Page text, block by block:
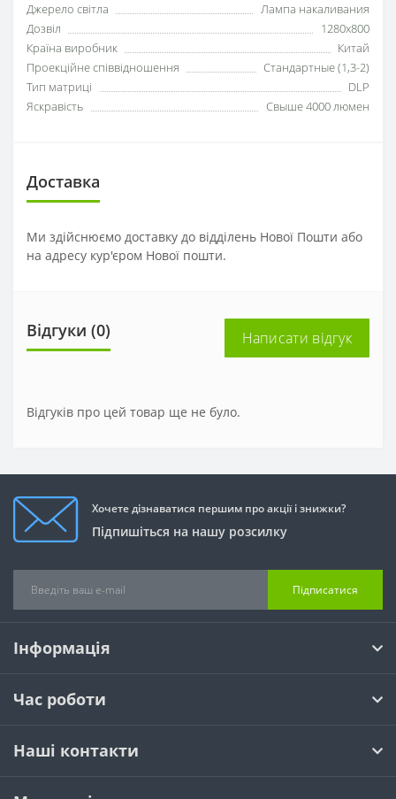
Джерело світла
Лампа накаливания
Дозвіл
1280x800
Країна виробник
Китай
Проекційне співвідношення
Стандартные (1,3-2)
Тип матриці
DLP
Яскравість
Свыше 4000 люмен
Доставка
Ми здійснюємо доставку до відділень Нової Пошти або
на адресу кур'єром Нової пошти.
Відгуки (0) Написати відгук
Відгуків про цей товар ще не було.
Хочете дізнаватися першим про акції і знижки?
Підпишіться на нашу розсилку
Підписатися
Інформація
Час роботи
Наші контакти